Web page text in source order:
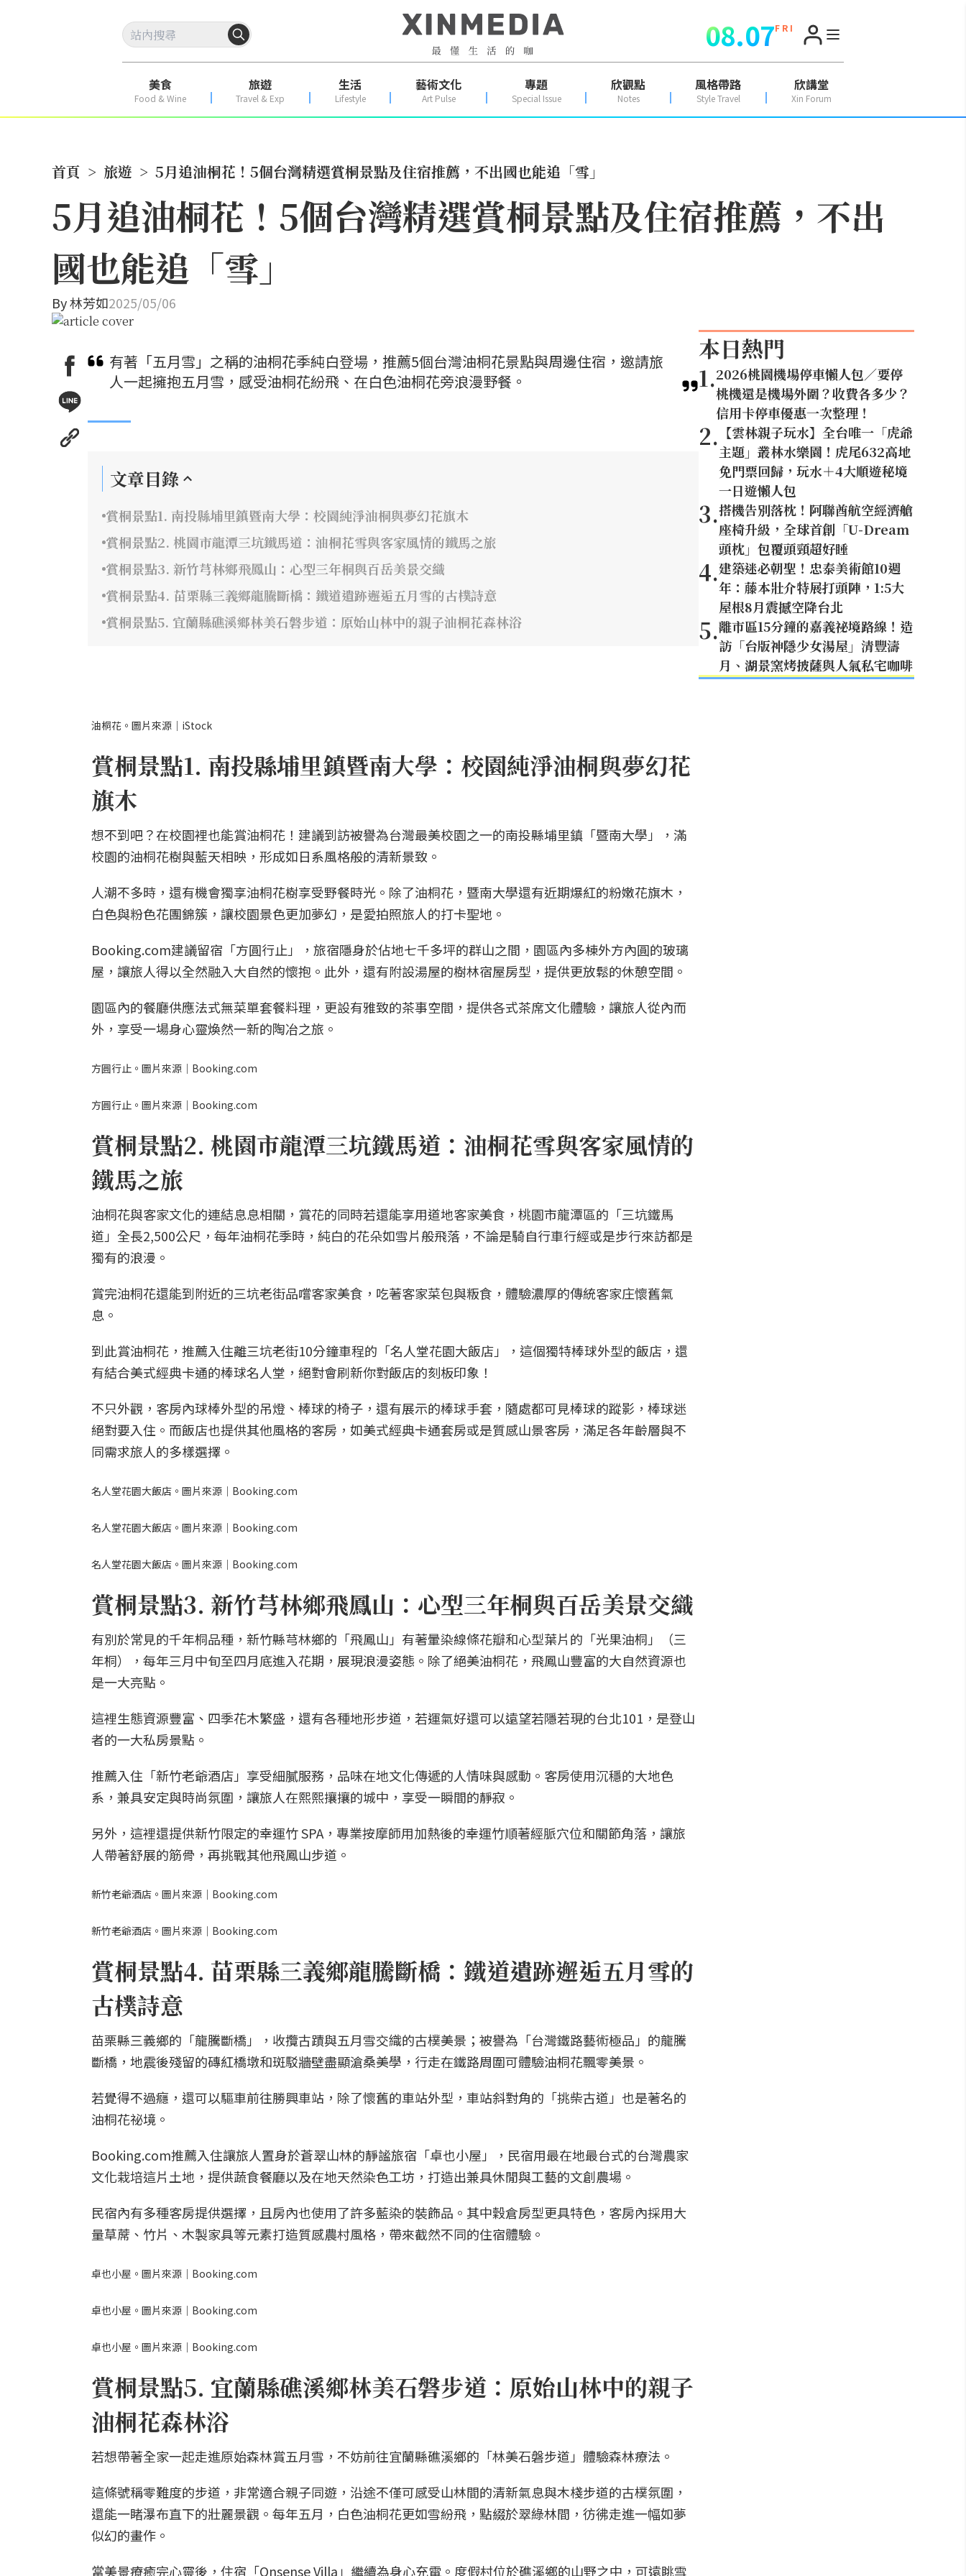
08.07F R I
美食
Food & Wine
旅遊
Travel & Exp
生活
Lifestyle
藝術文化
Art Pulse
專題
Special Issue
欣觀點
Notes
風格帶路
Style Travel
欣講堂
Xin Forum
首頁 > 旅遊 > 5月追油桐花！5個台灣精選賞桐景點及住宿推薦，不出國也能追「雪」
5月追油桐花！5個台灣精選賞桐景點及住宿推薦，不出
國也能追「雪」
By林芳如2025/05/06
有著「五月雪」之稱的油桐花季純白登場，推薦5個台灣油桐花景點與周邊住宿，邀請旅
人一起擁抱五月雪，感受油桐花紛飛、在白色油桐花旁浪漫野餐。
文章目錄
賞桐景點1. 南投縣埔里鎮暨南大學：校園純淨油桐與夢幻花旗木
賞桐景點2. 桃園市龍潭三坑鐵馬道：油桐花雪與客家風情的鐵馬之旅
賞桐景點3. 新竹芎林鄉飛鳳山：心型三年桐與百岳美景交織
賞桐景點4. 苗栗縣三義鄉龍騰斷橋：鐵道遺跡邂逅五月雪的古樸詩意
賞桐景點5. 宜蘭縣礁溪鄉林美石磐步道：原始山林中的親子油桐花森林浴
油桐花。圖片來源｜iStock
賞桐景點1. 南投縣埔里鎮暨南大學：校園純淨油桐與夢幻花
旗木
想不到吧？在校園裡也能賞油桐花！建議到訪被譽為台灣最美校園之一的南投縣埔里鎮「暨南大學」，滿
校園的油桐花樹與藍天相映，形成如日系風格般的清新景致。
人潮不多時，還有機會獨享油桐花樹享受野餐時光。除了油桐花，暨南大學還有近期爆紅的粉嫩花旗木，
白色與粉色花團錦簇，讓校園景色更加夢幻，是愛拍照旅人的打卡聖地。
Booking.com建議留宿「方圓行止」，旅宿隱身於佔地七千多坪的群山之間，園區內多棟外方內圓的玻璃
屋，讓旅人得以全然融入大自然的懷抱。此外，還有附設湯屋的樹林宿屋房型，提供更放鬆的休憩空間。
園區內的餐廳供應法式無菜單套餐料理，更設有雅致的茶事空間，提供各式茶席文化體驗，讓旅人從內而
外，享受一場身心靈煥然一新的陶冶之旅。
方圓行止。圖片來源｜Booking.com
方圓行止。圖片來源｜Booking.com
賞桐景點2. 桃園市龍潭三坑鐵馬道：油桐花雪與客家風情的
鐵馬之旅
油桐花與客家文化的連結息息相關，賞花的同時若還能享用道地客家美食，桃園市龍潭區的「三坑鐵馬
道」全長2,500公尺，每年油桐花季時，純白的花朵如雪片般飛落，不論是騎自行車行經或是步行來訪都是
獨有的浪漫。
賞完油桐花還能到附近的三坑老街品嚐客家美食，吃著客家菜包與粄食，體驗濃厚的傳統客家庄懷舊氣
息。
到此賞油桐花，推薦入住離三坑老街10分鐘車程的「名人堂花園大飯店」，這個獨特棒球外型的飯店，還
有結合美式經典卡通的棒球名人堂，絕對會刷新你對飯店的刻板印象！
不只外觀，客房內球棒外型的吊燈、棒球的椅子，還有展示的棒球手套，隨處都可見棒球的蹤影，棒球迷
絕對要入住。而飯店也提供其他風格的客房，如美式經典卡通套房或是質感山景客房，滿足各年齡層與不
同需求旅人的多樣選擇。
名人堂花園大飯店。圖片來源｜Booking.com
名人堂花園大飯店。圖片來源｜Booking.com
名人堂花園大飯店。圖片來源｜Booking.com
賞桐景點3. 新竹芎林鄉飛鳳山：心型三年桐與百岳美景交織
有別於常見的千年桐品種，新竹縣芎林鄉的「飛鳳山」有著暈染線條花瓣和心型葉片的「光果油桐」（三
年桐），每年三月中旬至四月底進入花期，展現浪漫姿態。除了絕美油桐花，飛鳳山豐富的大自然資源也
是一大亮點。
這裡生態資源豐富、四季花木繁盛，還有各種地形步道，若運氣好還可以遠望若隱若現的台北101，是登山
者的一大私房景點。
推薦入住「新竹老爺酒店」享受細膩服務，品味在地文化傳遞的人情味與感動。客房使用沉穩的大地色
系，兼具安定與時尚氛圍，讓旅人在熙熙攘攘的城中，享受一瞬間的靜寂。
另外，這裡還提供新竹限定的幸運竹 SPA，專業按摩師用加熱後的幸運竹順著經脈穴位和關節角落，讓旅
人帶著舒展的筋骨，再挑戰其他飛鳳山步道。
新竹老爺酒店。圖片來源｜Booking.com
新竹老爺酒店。圖片來源｜Booking.com
賞桐景點4. 苗栗縣三義鄉龍騰斷橋：鐵道遺跡邂逅五月雪的
古樸詩意
苗栗縣三義鄉的「龍騰斷橋」，收攬古蹟與五月雪交織的古樸美景；被譽為「台灣鐵路藝術極品」的龍騰
斷橋，地震後殘留的磚紅橋墩和斑駁牆壁盡顯滄桑美學，行走在鐵路周圍可體驗油桐花飄零美景。
若覺得不過癮，還可以驅車前往勝興車站，除了懷舊的車站外型，車站斜對角的「挑柴古道」也是著名的
油桐花祕境。
Booking.com推薦入住讓旅人置身於蒼翠山林的靜謐旅宿「卓也小屋」，民宿用最在地最台式的台灣農家
文化栽培這片土地，提供蔬食餐廳以及在地天然染色工坊，打造出兼具休閒與工藝的文創農場。
民宿內有多種客房提供選擇，且房內也使用了許多藍染的裝飾品。其中穀倉房型更具特色，客房內採用大
量草蓆、竹片、木製家具等元素打造質感農村風格，帶來截然不同的住宿體驗。
卓也小屋。圖片來源｜Booking.com
卓也小屋。圖片來源｜Booking.com
卓也小屋。圖片來源｜Booking.com
賞桐景點5. 宜蘭縣礁溪鄉林美石磐步道：原始山林中的親子
油桐花森林浴
若想帶著全家一起走進原始森林賞五月雪，不妨前往宜蘭縣礁溪鄉的「林美石磐步道」體驗森林療法。
這條號稱零難度的步道，非常適合親子同遊，沿途不僅可感受山林間的清新氣息與木棧步道的古樸氛圍，
還能一睹瀑布直下的壯麗景觀。每年五月，白色油桐花更如雪紛飛，點綴於翠綠林間，彷彿走進一幅如夢
似幻的畫作。
當美景療癒完心靈後，住宿「Onsense Villa」繼續為身心充電。度假村位於礁溪鄉的山野之中，可遠眺雪
本日熱門
1.2026桃園機場停車懶人包／要停
桃機還是機場外圍？收費各多少？
信用卡停車優惠一次整理！
2. 【雲林親子玩水】全台唯一「虎爺
主題」叢林水樂園！虎尾632高地
免門票回歸，玩水＋4大順遊秘境
一日遊懶人包
3.搭機告別落枕！阿聯酋航空經濟艙
座椅升級，全球首創「U-Dream
頭枕」包覆頭頸超好睡
4.建築迷必朝聖！忠泰美術館10週
年：藤本壯介特展打頭陣，1:5大
屋根8月震撼空降台北
5.離市區15分鐘的嘉義祕境路線！造
訪「台版神隱少女湯屋」清豐濤
月、湖景窯烤披薩與人氣私宅咖啡